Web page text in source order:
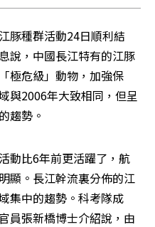
豚種群活動24日順利結
說，中國長江特有的江豚
極危級」動物，加強保
與2006年大致相同，但呈
趨勢。
動比6年前更活躍了，航
顯。長江幹流裏分佈的江
集中的趨勢。科考隊成
員張新橋博士介紹說，由